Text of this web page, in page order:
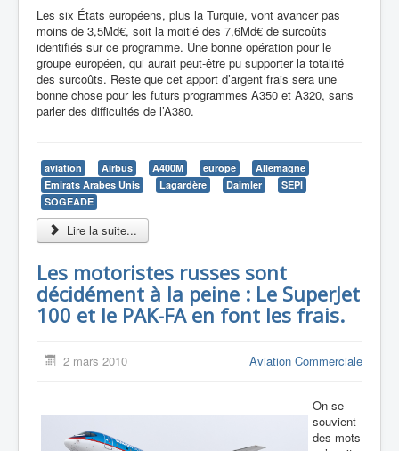
Les six États européens, plus la Turquie, vont avancer pas
moins de 3,5Md€, soit la moitié des 7,6Md€ de surcoûts
identifiés sur ce programme. Une bonne opération pour le
groupe européen, qui aurait peut-être pu supporter la totalité
des surcoûts. Reste que cet apport d’argent frais sera une
bonne chose pour les futurs programmes A350 et A320, sans
parler des difficultés de l’A380.
aviation Airbus A400M europe
Allemagne
Emirats Arabes Unis
Lagardère Daimler
SEPI
SOGEADE
Lire la suite...
Les motoristes russes sont
décidément à la peine : Le SuperJet
100 et le PAK-FA en font les frais.
2 mars 2010 Aviation Commerciale
On se
souvient
des mots